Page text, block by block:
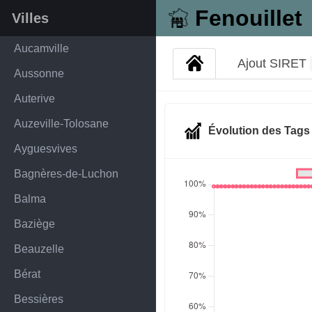
Fenouillet
Villes
Aucamville
Aussonne
Auterive
Auzeville-Tolosane
Ayguesvives
Bagnères-de-Luchon
Balma
Baziège
Beauzelle
Bérat
Bessières
Ajout SIRET
Évolution des